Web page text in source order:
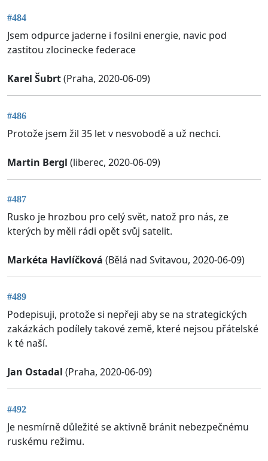
#484
Jsem odpurce jaderne i fosilni energie, navic pod
zastitou zlocinecke federace
Karel Šubrt(Praha, 2020-06-09)
#486
Protože jsem žil 35 let v nesvobodě a už nechci.
Martin Bergl (liberec, 2020-06-09)
#487
Rusko je hrozbou pro celý svět, natož pro nás, ze
kterých by měli rádi opět svůj satelit.
Markéta Havlíčková (Bělá nad Svitavou, 2020-06-09)
#489
Podepisuji, protože si nepřeji aby se na strategických
zakázkách podílely takové země, které nejsou přátelské
k té naší.
Jan Ostadal (Praha, 2020-06-09)
#492
Je nesmírně důležité se aktivně bránit nebezpečnému
ruskému režimu.